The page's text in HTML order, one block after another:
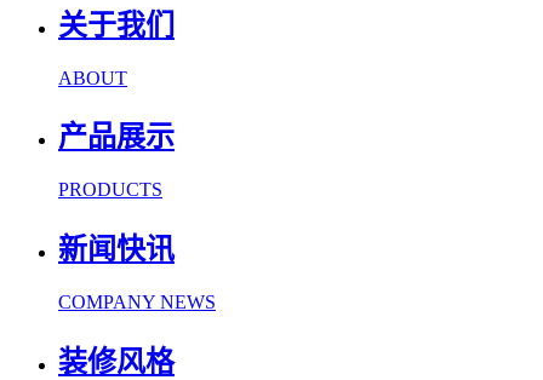
关于我们
ABOUT
产品展示
PRODUCTS
新闻快讯
COMPANY NEWS
装修风格